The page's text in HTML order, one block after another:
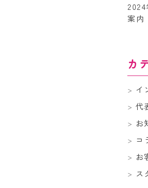
案内
カ
イ
代
お
コ
お
ス